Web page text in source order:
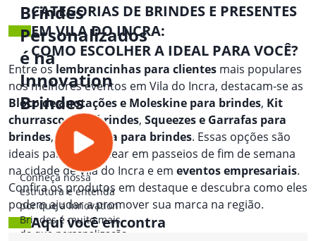
Brindes
Personalizados
é na
Innovation
Brindes
Conheça nossa
estrutura e entenda
por que a Innovation
Brindes é muito mais
do que personalização.
CATEGORIAS DE BRINDES E PRESENTES
EM VILA DO INCRA:
COMO ESCOLHER A IDEAL PARA VOCÊ?
Entre oslembrancinhas para clientes mais populares
nos melhores eventos em Vila do Incra, destacam-se as
Bloco de anotações e Moleskine para brindes, Kit
churrasco para brindes, Squeezes e Garrafas para
brindes, e Lanterna para brindes. Essas opções são
ideais para presentear em passeios de fim de semana
na cidade de Vila do Incra e em eventos empresariais.
Confira os produtos em destaque e descubra como eles
podem ajudar a promover sua marca na região.
Aqui você encontra